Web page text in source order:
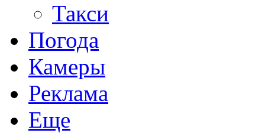
Такси
Погода
Камеры
Реклама
Еще